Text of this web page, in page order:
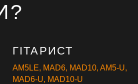
ГІТАРИСТ
AM5LE, MAD6, MAD10, AM5-U,
MAD6-U, MAD10-U